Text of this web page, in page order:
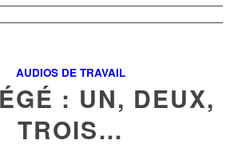
AUDIOS DE TRAVAIL
: UN, DEUX,
TROIS…